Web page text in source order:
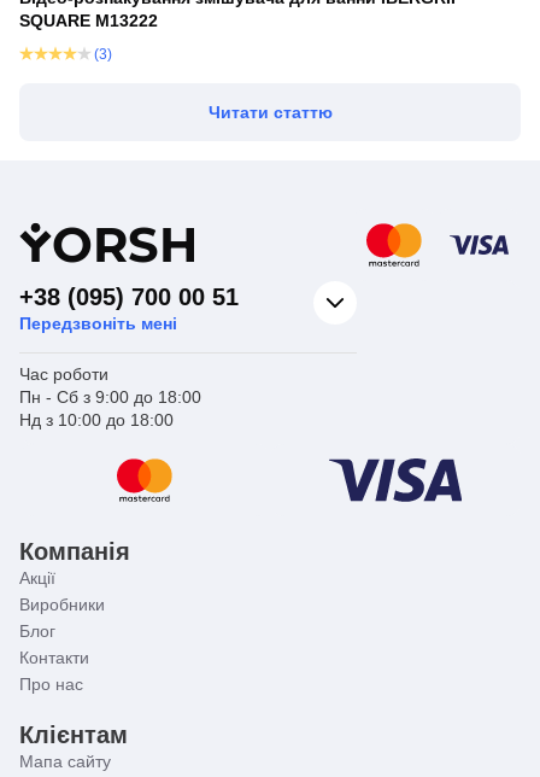
SQUARE M13222
(3)
Читати статтю
YORSH
+38 (095) 700 00 51
Передзвоніть мені
Час роботи
Пн - Сб з 9:00 до 18:00
Нд з 10:00 до 18:00
Компанія
Акції
Виробники
Блог
Контакти
Про нас
Клієнтам
Мапа сайту